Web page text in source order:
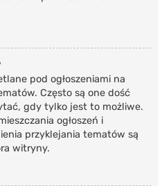
pod ogłoszeniami na
Często są one dość
gdy tylko jest to możliwe.
ogłoszeń i
przyklejania tematów są
witryny.